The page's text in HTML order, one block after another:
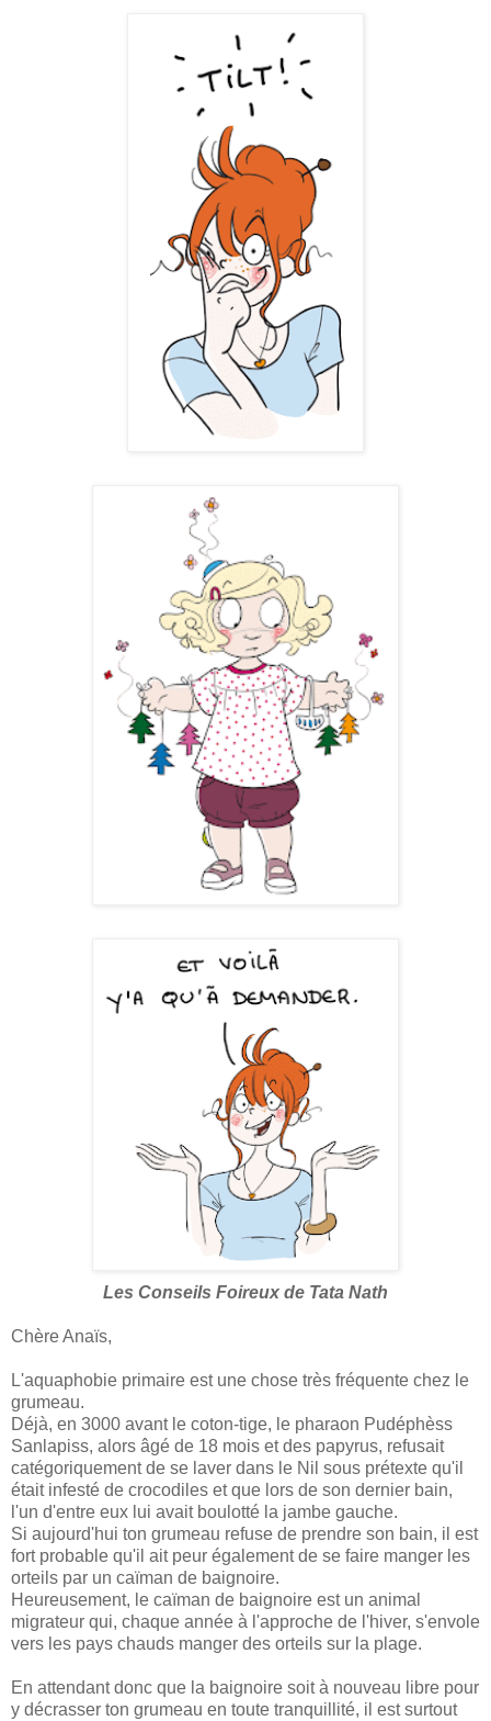
Les Conseils Foireux de Tata Nath
Chère Anaïs,
L'aquaphobie primaire est une chose très fréquente chez le
grumeau.
Déjà, en 3000 avant le coton-tige, le pharaon Pudéphèss
Sanlapiss, alors âgé de 18 mois et des papyrus, refusait
catégoriquement de se laver dans le Nil sous prétexte qu'il
était infesté de crocodiles et que lors de son dernier bain,
l'un d'entre eux lui avait boulotté la jambe gauche.
Si aujourd'hui ton grumeau refuse de prendre son bain, il est
fort probable qu'il ait peur également de se faire manger les
orteils par un caïman de baignoire.
Heureusement, le caïman de baignoire est un animal
migrateur qui, chaque année à l'approche de l'hiver, s'envole
vers les pays chauds manger des orteils sur la plage.
En attendant donc que la baignoire soit à nouveau libre pour
y décrasser ton grumeau en toute tranquillité, il est surtout